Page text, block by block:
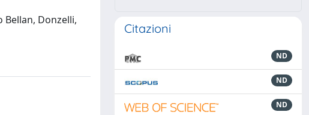
Bellan, Donzelli,
Citazioni
ND
ND
ND